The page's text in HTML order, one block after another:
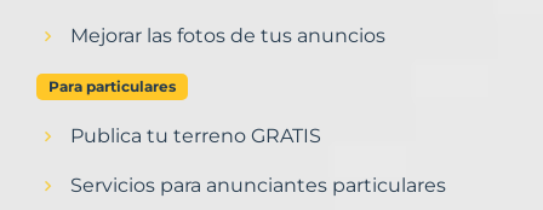
Mejorar las fotos de tus anuncios
Para particulares
Publica tu terreno GRATIS
Servicios para anunciantes particulares